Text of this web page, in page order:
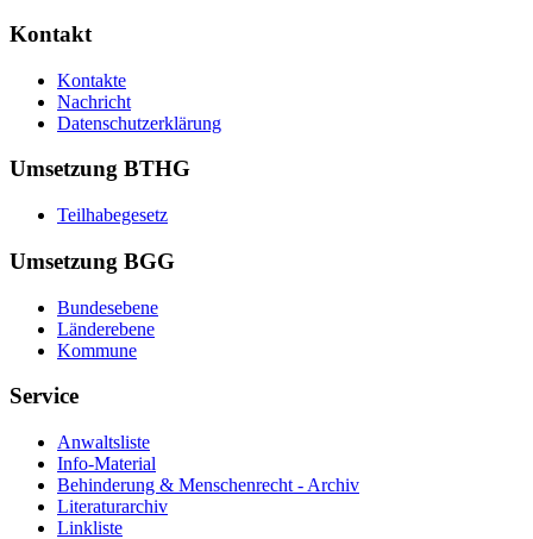
Kontakt
Kontakte
Nachricht
Datenschutzerklärung
Umsetzung BTHG
Teilhabegesetz
Umsetzung BGG
Bundesebene
Länderebene
Kommune
Service
Anwaltsliste
Info-Material
Behinderung & Menschenrecht - Archiv
Literaturarchiv
Linkliste